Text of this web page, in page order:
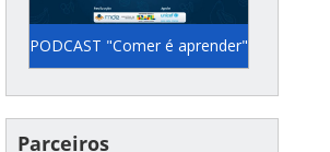
PODCAST "Comer é aprender"
Semanalmente pelo canal
do YouTube do FNDE
(@fndemec) ou no Spotify
Parceiros